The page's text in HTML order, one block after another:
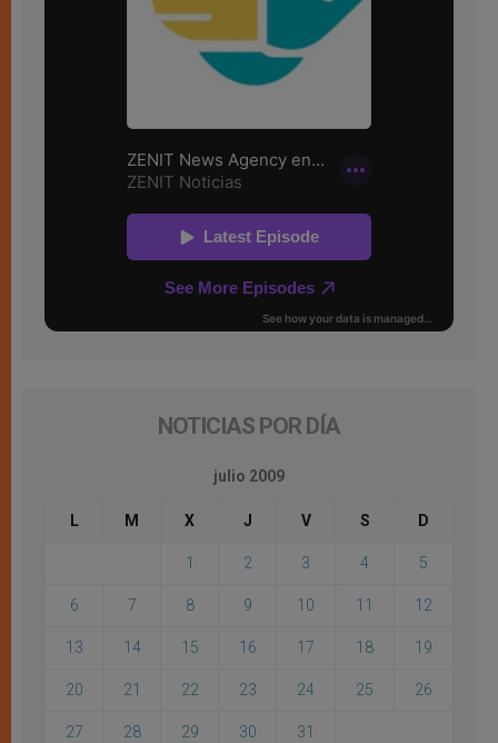
NOTICIAS POR DÍA
julio 2009
L M X J V S D
1 2 3 4 5
6 7 8 9 10 11 12
13 14 15 16 17 18 19
20 21 22 23 24 25 26
27 28 29 30 31